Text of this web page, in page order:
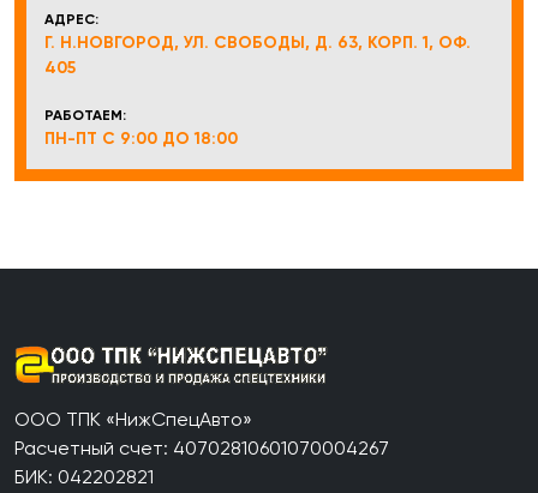
АДРЕС:
Г. Н.НОВГОРОД, УЛ. СВОБОДЫ, Д. 63, КОРП. 1, ОФ.
405
РАБОТАЕМ:
ПН-ПТ С 9:00 ДО 18:00
ООО ТПК «НижСпецАвто»
Расчетный счет: 40702810601070004267
БИК: 042202821